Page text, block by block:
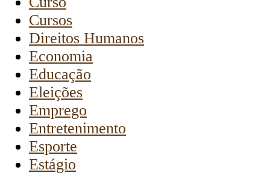
Cursos
Direitos Humanos
Economia
Educação
Eleições
Emprego
Entretenimento
Esporte
Estágio